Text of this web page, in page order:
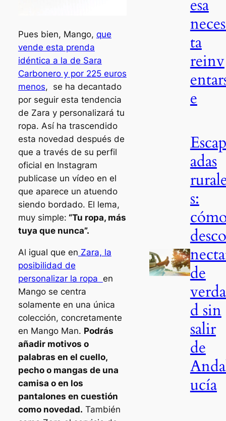
Pues bien, Mango, que
vende esta prenda
idéntica a la de Sara
Carbonero y por 225 euros
menos, se ha decantado
por seguir esta tendencia
de Zara y personalizará tu
ropa. Así ha trascendido
esta novedad después de
que a través de su perfil
oficial en Instagram
publicase un vídeo en el
que aparece un atuendo
siendo bordado. El lema,
muy simple: “Tu ropa, más
tuya que nunca”.
Al igual que en Zara, la
posibilidad de
personalizar la ropa en
Mango se centra
solamente en una única
colección, concretamente
en Mango Man. Podrás
añadir motivos o
palabras en el cuello,
pecho o mangas de una
camisa o en los
pantalones en cuestión
como novedad. También
esa
ta
reinv
e
adas
s:
desco
de
verda
d sin
salir
de
ucía